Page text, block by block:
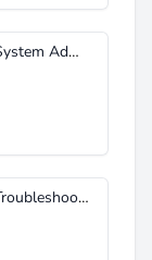
Fujitsu Focus 960 Lodging II System Admin Manual Issue 2 Sept 1987.pdf
Fujitsu Focus 960 Lodging II Troubleshooting Manual Issue 2 Sept 1988.pdf